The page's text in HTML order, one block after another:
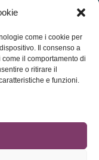
come i cookie per
Il consenso a
il comportamento di
o ritirare il
e funzioni.